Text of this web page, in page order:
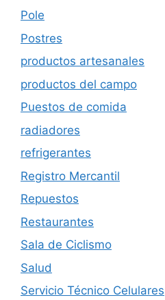
Pole
Postres
productos artesanales
productos del campo
Puestos de comida
radiadores
refrigerantes
Registro Mercantil
Repuestos
Restaurantes
Sala de Ciclismo
Salud
Servicio Técnico Celulares